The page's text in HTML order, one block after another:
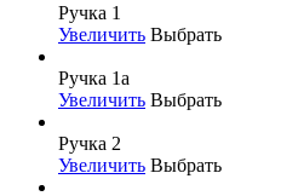
Ручка 1
Увеличить Выбрать
Ручка 1а
Увеличить Выбрать
Ручка 2
Увеличить Выбрать